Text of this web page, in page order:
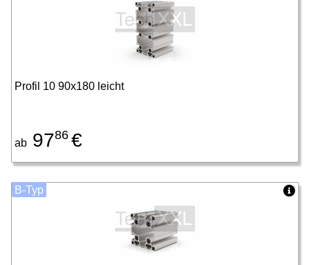
Profil 10 90x180 leicht
ab 9786 €
B-Typ